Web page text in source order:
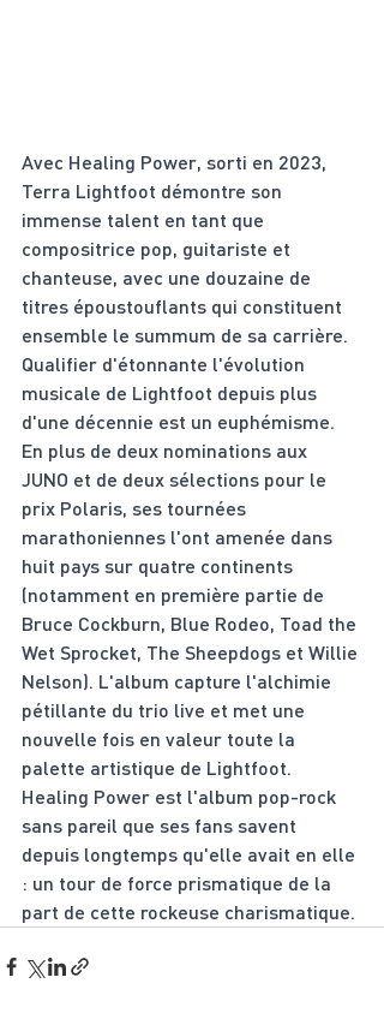
Avec Healing Power, sorti en 2023,
Terra Lightfoot démontre son
immense talent en tant que
compositrice pop, guitariste et
chanteuse, avec une douzaine de
titres époustouflants qui constituent
ensemble le summum de sa carrière.
Qualifier d'étonnante l'évolution
musicale de Lightfoot depuis plus
d'une décennie est un euphémisme.
En plus de deux nominations aux
JUNO et de deux sélections pour le
prix Polaris, ses tournées
marathoniennes l'ont amenée dans
huit pays sur quatre continents
(notamment en première partie de
Bruce Cockburn, Blue Rodeo, Toad the
Wet Sprocket, The Sheepdogs et Willie
Nelson). L'album capture l'alchimie
pétillante du trio live et met une
nouvelle fois en valeur toute la
palette artistique de Lightfoot.
Healing Power est l'album pop-rock
sans pareil que ses fans savent
depuis longtemps qu'elle avait en elle
: un tour de force prismatique de la
part de cette rockeuse charismatique.